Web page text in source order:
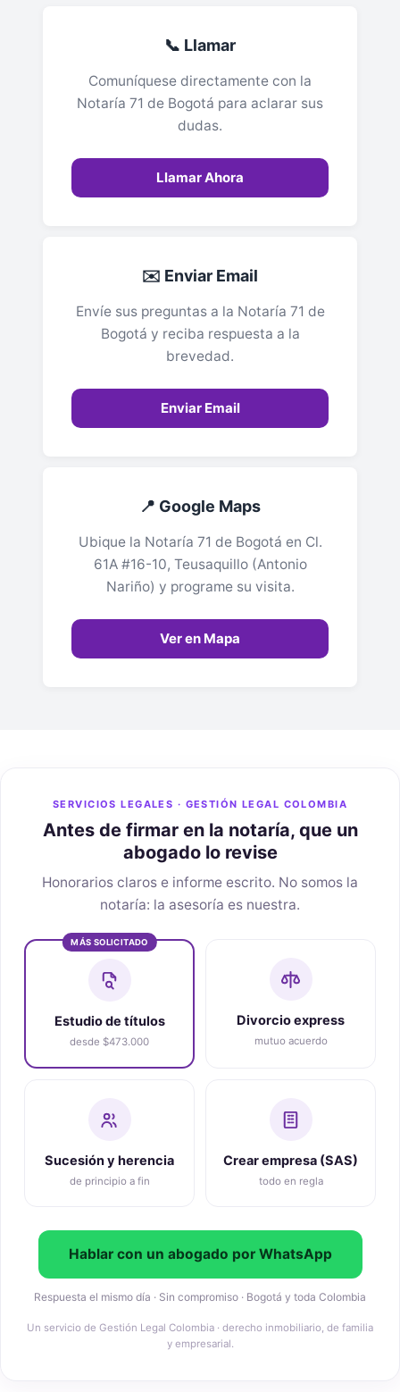
📞 Llamar
Comuníquese directamente con la
Notaría 71 de Bogotá para aclarar sus
dudas.
Llamar Ahora
✉️ Enviar Email
Envíe sus preguntas a la Notaría 71 de
Bogotá y reciba respuesta a la
brevedad.
Enviar Email
📍 Google Maps
Ubique la Notaría 71 de Bogotá en Cl.
61A #16-10, Teusaquillo (Antonio
Nariño) y programe su visita.
Ver en Mapa
SERVICIOS LEGALES · GESTIÓN LEGAL COLOMBIA
Antes de firmar en la notaría, que un
abogado lo revise
Honorarios claros e informe escrito. No somos la
notaría: la asesoría es nuestra.
MÁS SOLICITADO
Estudio de títulos
desde $473.000
Divorcio express
mutuo acuerdo
Sucesión y herencia
de principio a fin
Crear empresa (SAS)
todo en regla
Hablar con un abogado por WhatsApp
Respuesta el mismo día · Sin compromiso · Bogotá y toda Colombia
Un servicio de Gestión Legal Colombia · derecho inmobiliario, de familia
y empresarial.